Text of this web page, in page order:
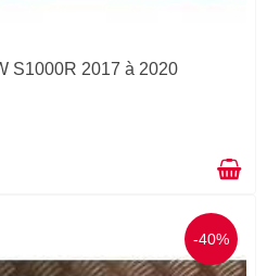
S1000R 2017 à 2020
-40%